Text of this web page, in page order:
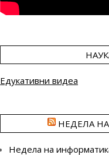
Едукативни видеа
НЕДЕЛА
Недела на